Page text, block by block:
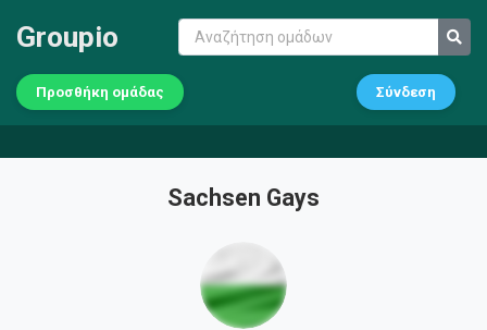
Groupio
Προσθήκη ομάδας Σύνδεση
Sachsen Gays